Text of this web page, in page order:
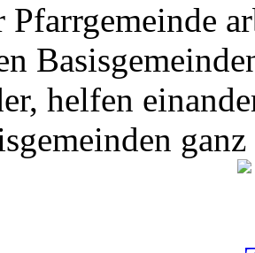
Pfarrgemeinde
helfen